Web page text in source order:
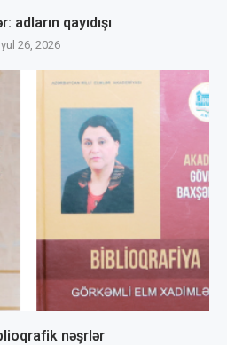
adların qayıdışı
26, 2026
nəşrlər